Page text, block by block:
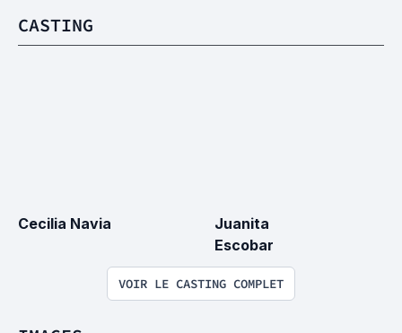
CASTING
Cecilia Navia
Juanita
Escobar
VOIR LE CASTING COMPLET